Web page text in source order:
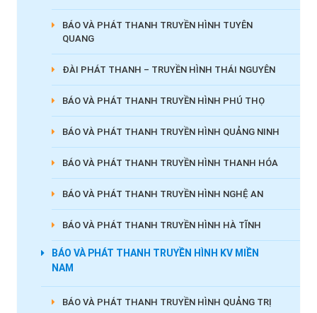
BÁO VÀ PHÁT THANH TRUYỀN HÌNH TUYÊN
QUANG
ĐÀI PHÁT THANH – TRUYỀN HÌNH THÁI NGUYÊN
BÁO VÀ PHÁT THANH TRUYỀN HÌNH PHÚ THỌ
BÁO VÀ PHÁT THANH TRUYỀN HÌNH QUẢNG NINH
BÁO VÀ PHÁT THANH TRUYỀN HÌNH THANH HÓA
BÁO VÀ PHÁT THANH TRUYỀN HÌNH NGHỆ AN
BÁO VÀ PHÁT THANH TRUYỀN HÌNH HÀ TĨNH
BÁO VÀ PHÁT THANH TRUYỀN HÌNH KV MIỀN
NAM
BÁO VÀ PHÁT THANH TRUYỀN HÌNH QUẢNG TRỊ